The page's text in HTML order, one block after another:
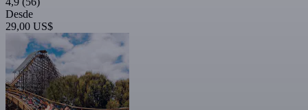
Desde
29,00 US$